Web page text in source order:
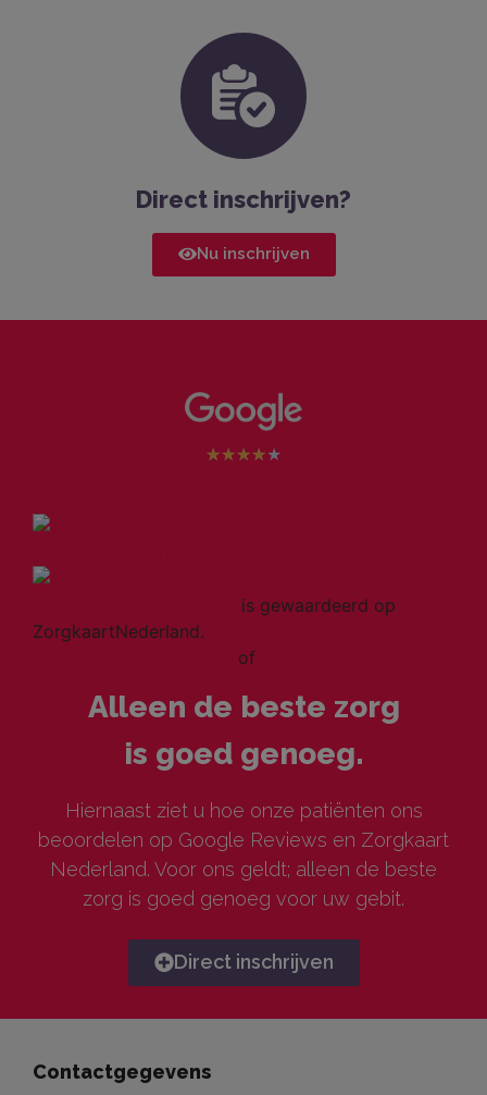
Direct inschrijven?
Nu inschrijven
★★★★★
is gewaardeerd op
ZorgkaartNederland.
of
Alleen de beste zorg
is goed genoeg.
Hiernaast ziet u hoe onze patiënten ons
beoordelen op Google Reviews en Zorgkaart
Nederland. Voor ons geldt; alleen de beste
zorg is goed genoeg voor uw gebit.
Direct inschrijven
Contactgegevens